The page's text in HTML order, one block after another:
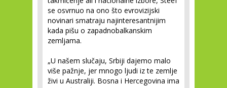
se osvrnuo na ono što evrovizijski
novinari smatraju najinteresantnijim
kada pišu o zapadnobalkanskim
zemljama.
„U našem slučaju, Srbiji dajemo malo
više pažnje, jer mnogo ljudi iz te zemlje
živi u Australiji. Bosna i Hercegovina ima